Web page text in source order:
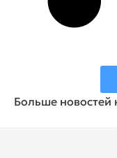
Больше новостей